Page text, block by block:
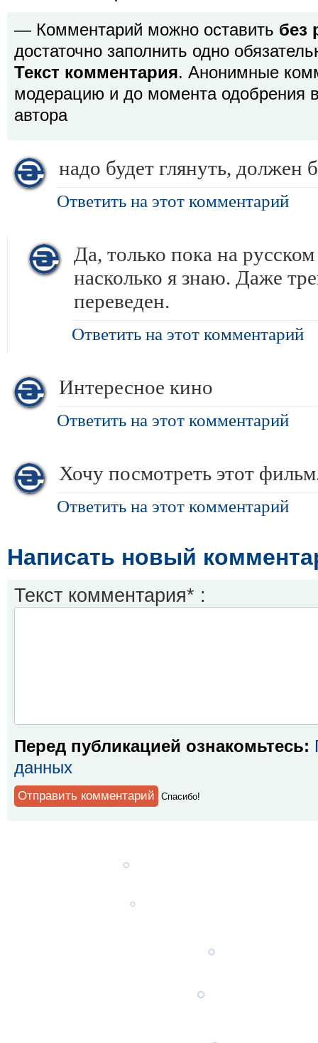
— Комментарий можно оставить без
достаточно заполнить одно
Текст комментария. Анонимные
модерацию и до момента одобрения
автора
надо будет глянуть, должен
Ответить на этот комментарий
Да, только пока на русском
насколько я знаю. Даже
переведен.
Ответить на этот комментарий
Интересное кино
Ответить на этот комментарий
Хочу посмотреть этот
Ответить на этот комментарий
Написать новый
Текст комментария* :
Перед публикацией ознакомьтесь:
данных
Спaсибо!